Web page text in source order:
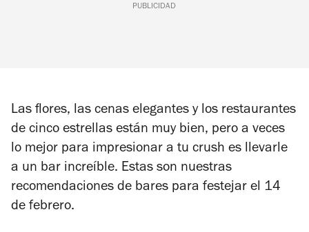
PUBLICIDAD
Las flores, las cenas elegantes y los restaurantes
de cinco estrellas están muy bien, pero a veces
lo mejor para impresionar a tu crush es llevarle
a un bar increíble. Estas son nuestras
recomendaciones de bares para festejar el 14
de febrero.